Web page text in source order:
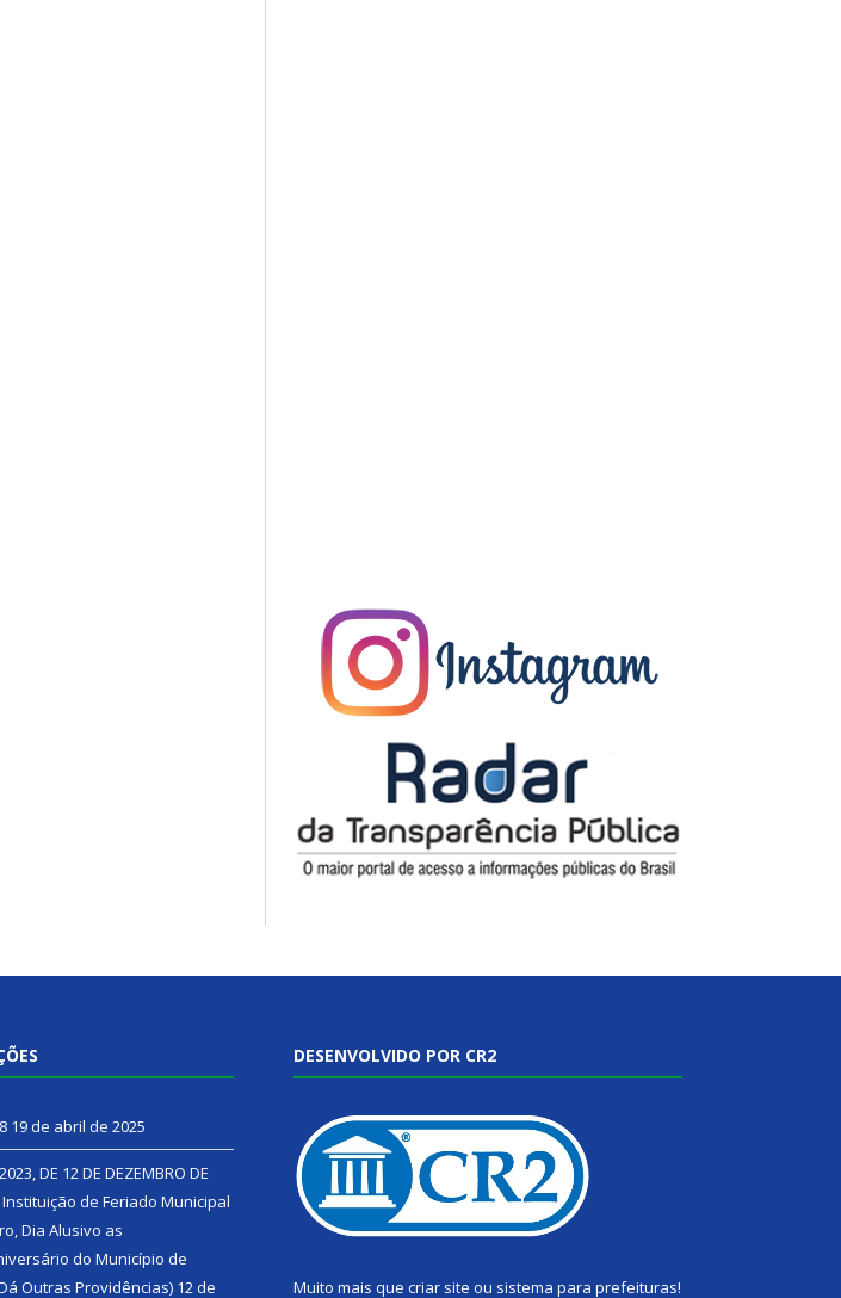
19 de abril de 2025
DE 12 DE DEZEMBRO DE
de Feriado Municipal
Dia Alusivo as
do Município de
Outras Providências) 12 de
DESENVOLVIDO POR CR2
Muito mais que criar site ou sistema para prefeituras!